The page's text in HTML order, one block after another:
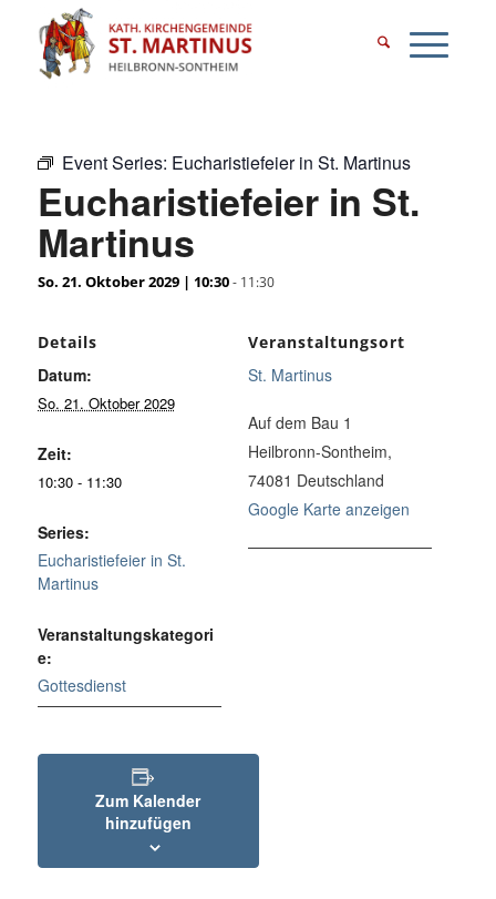
Event Series: Eucharistiefeier in St. Martinus
Eucharistiefeier in St.
Martinus
So. 21. Oktober 2029 | 10:30- 11:30
Details
Datum:
So. 21. Oktober 2029
Zeit:
10:30 - 11:30
Series:
Eucharistiefeier in St.
Martinus
Veranstaltungskategori
e:
Gottesdienst
Veranstaltungsort
St. Martinus
Auf dem Bau 1
Heilbronn-Sontheim,
74081 Deutschland
Google Karte anzeigen
Zum Kalender
hinzufügen